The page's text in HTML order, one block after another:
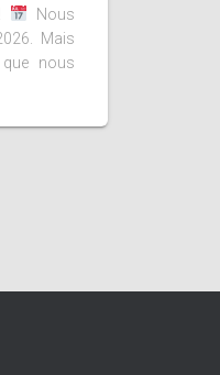
Nous
Mais
nous